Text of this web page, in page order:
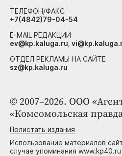
© 2007–2026. ООО
«Комсомольская
Полистать издания
Использование материалов
случае упоминания
ТЕЛЕФОН/ФАКС
+7(4842)79-04-54
E-MAIL РЕДАКЦИИ
ev@kp.kaluga.ru,
ОТДЕЛ РЕКЛАМЫ НА САЙТЕ
sz@kp.kaluga.ru